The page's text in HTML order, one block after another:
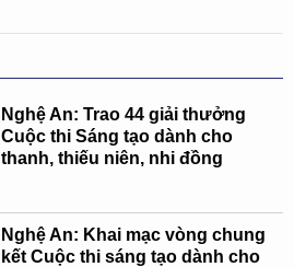
Nghệ An: Trao 44 giải thưởng
Cuộc thi Sáng tạo dành cho
thanh, thiếu niên, nhi đồng
Nghệ An: Khai mạc vòng chung
kết Cuộc thi sáng tạo dành cho